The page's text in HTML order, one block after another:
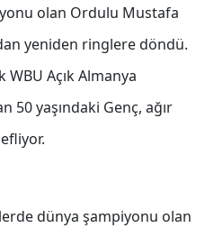
olan Ordulu Mustafa
yeniden ringlere döndü.
WBU Açık Almanya
50 yaşındaki Genç, ağır
dünya şampiyonu olan